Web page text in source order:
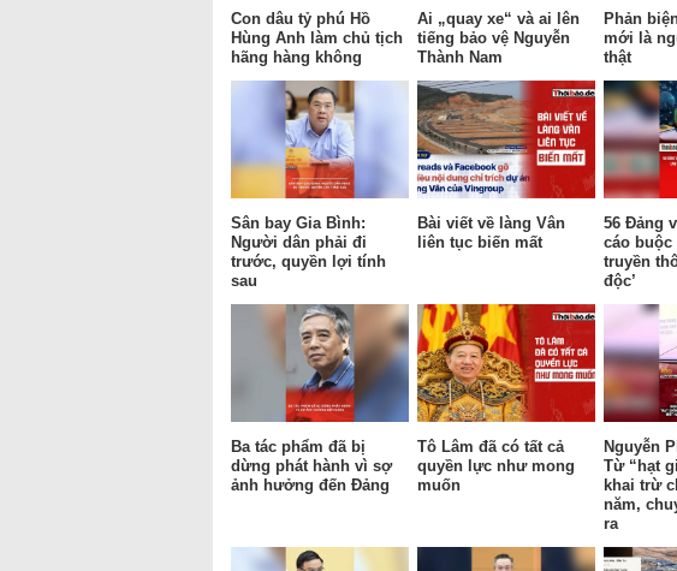
Con dâu tỷ phú Hồ
Hùng Anh làm chủ tịch
hãng hàng không
Ai „quay xe“ và ai lên
tiếng bảo vệ Nguyễn
Thành Nam
Phản
mới là
thật
Sân bay Gia Bình:
Người dân phải đi
trước, quyền lợi tính
sau
Bài viết về làng Vân
liên tục biến mất
56 Đảng
cáo buộc
truyền
độc’
Ba tác phẩm đã bị
dừng phát hành vì sợ
ảnh hưởng đến Đảng
Tô Lâm đã có tất cả
quyền lực như mong
muốn
Nguyễn
Từ “hạt
khai trừ
năm,
ra